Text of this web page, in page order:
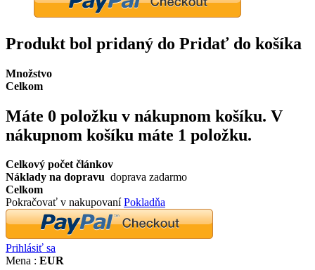
Produkt bol pridaný do Pridať do košíka
Množstvo
Celkom
Máte 0 položku v nákupnom košíku. V
nákupnom košíku máte 1 položku.
Celkový počet článkov
Náklady na dopravu doprava zadarmo
Celkom
Pokračovať v nakupovaníPokladňa
Prihlásiť sa
Mena : EUR